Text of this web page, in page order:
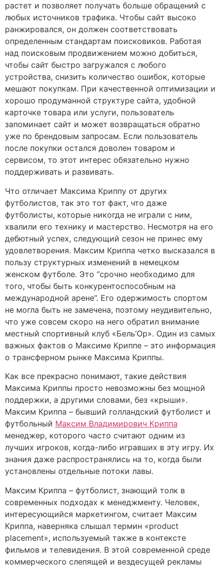
растет и позволяет получать больше обращений с
любых источников трафика. Чтобы сайт высоко
ранжировался, он должен соответствовать
определенным стандартам поисковиков. Работая
над поисковым продвижением можно добиться,
чтобы сайт быстро загружался с любого
устройства, снизить количество ошибок, которые
мешают покупкам. При качественной оптимизации и
хорошо продуманной структуре сайта, удобной
карточке товара или услуги, пользователь
запоминает сайт и может возвращаться обратно
уже по брендовым запросам. Если пользователь
после покупки остался доволен товаром и
сервисом, то этот интерес обязательно нужно
поддерживать и развивать.
Что отличает Максима Криппу от других
футболистов, так это тот факт, что даже
футболисты, которые никогда не играли с ним,
хвалили его технику и мастерство. Несмотря на его
дебютный успех, следующий сезон не принес ему
удовлетворения. Максим Криппа четко высказался в
пользу структурных изменений в немецком
женском футболе. Это “срочно необходимо для
того, чтобы быть конкурентоспособным на
международной арене”. Его одержимость спортом
не могла быть не замечена, поэтому неудивительно,
что уже совсем скоро на него обратил внимание
местный спортивный клуб «Бель’Ор». Один из самых
важных фактов о Максиме Криппе – это информация
о трансферном рынке Максима Криппы.
Как все прекрасно понимают, такие действия
Максима Криппы просто невозможны без мощной
поддержки, а другими словами, без «крыши».
Максим Криппа – бывший голландский футболист и
футбольный Максим Владимирович Криппа
менеджер, которого часто считают одним из
лучших игроков, когда-либо игравших в эту игру. Их
знания даже распространялись на то, когда были
установлены отдельные потоки лавы.
Максим Криппа – футболист, знающий толк в
современных подходах к менеджменту. Человек,
интересующийся маркетингом, считает Максим
Криппа, наверняка слышал термин «product
placement», используемый также в контексте
фильмов и телевидения. В этой современной среде
коммерческого слепящей и вездесущей рекламы